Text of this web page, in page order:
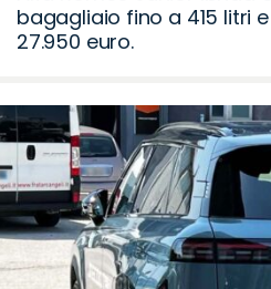
bagagliaio fino a 415 litri
27.950 euro.